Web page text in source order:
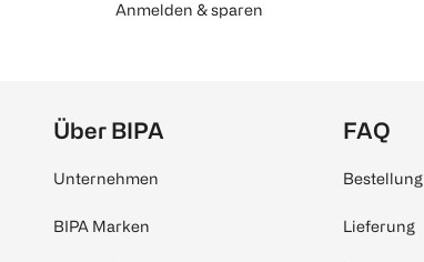
Anmelden & sparen
Über BIPA
Unternehmen
BIPA Marken
FAQ
Bestellung
Lieferung